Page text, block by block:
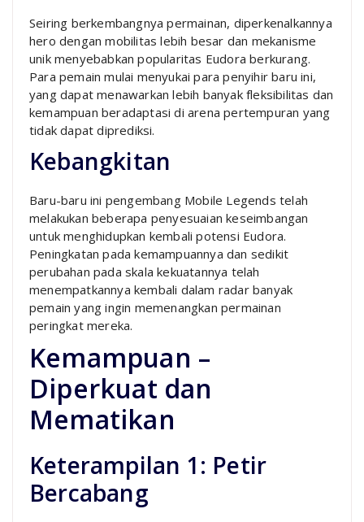
Seiring berkembangnya permainan, diperkenalkannya
hero dengan mobilitas lebih besar dan mekanisme
unik menyebabkan popularitas Eudora berkurang.
Para pemain mulai menyukai para penyihir baru ini,
yang dapat menawarkan lebih banyak fleksibilitas dan
kemampuan beradaptasi di arena pertempuran yang
tidak dapat diprediksi.
Kebangkitan
Baru-baru ini pengembang Mobile Legends telah
melakukan beberapa penyesuaian keseimbangan
untuk menghidupkan kembali potensi Eudora.
Peningkatan pada kemampuannya dan sedikit
perubahan pada skala kekuatannya telah
menempatkannya kembali dalam radar banyak
pemain yang ingin memenangkan permainan
peringkat mereka.
Kemampuan –
Diperkuat dan
Mematikan
Keterampilan 1: Petir
Bercabang